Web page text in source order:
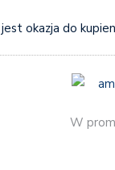
jest okazja do
W